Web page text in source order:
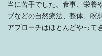
当に苦手でした。食事、栄養
ブなどの自然療法、整体、瞑
アプローチはほとんどやって